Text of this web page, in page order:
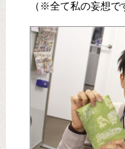
（※全て私の妄想で